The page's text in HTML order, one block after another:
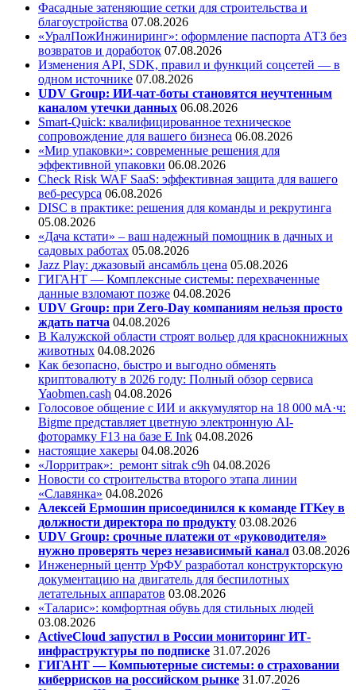
Фасадные затеняющие сетки для строительства и
благоустройства 07.08.2026
«УралПожИнжиниринг»: оформление паспорта АТЗ без
возвратов и доработок 07.08.2026
Изменения API, SDK, правил и функций соцсетей — в
одном источнике 07.08.2026
UDV Group: ИИ-чат-боты становятся неучтенным
каналом утечки данных 06.08.2026
Smart-Quick: квалифицированное техническое
сопровождение для вашего бизнеса 06.08.2026
«Мир упаковки»: современные решения для
эффективной упаковки 06.08.2026
Check Risk WAF SaaS: эффективная защита для вашего
веб-ресурса 06.08.2026
DISC в практике: решения для команды и рекрутинга
05.08.2026
«Дача кстати» – ваш надежный помощник в дачных и
садовых работах 05.08.2026
Jazz Play: джазовый ансамбль цена 05.08.2026
ГИГАНТ — Комплексные системы: перехваченные
данные взломают позже 04.08.2026
UDV Group: при Zero-Day компаниям нельзя просто
ждать патча 04.08.2026
В Калужской области строят вольер для краснокнижных
животных 04.08.2026
Как безопасно, быстро и выгодно обменять
криптовалюту в 2026 году: Полный обзор сервиса
Yaobmen.cash 04.08.2026
Голосовое общение с ИИ и аккумулятор на 18 000 мА·ч:
Bigme представляет цветную электронную AI-
фоторамку F13 на базе E Ink 04.08.2026
настоящие хакеры 04.08.2026
«Лорритрак»: ремонт sitrak c9h 04.08.2026
Новости со строительства второго этапа линии
«Славянка» 04.08.2026
Алексей Ермошин присоединился к команде ITKey в
должности директора по продукту 03.08.2026
UDV Group: срочные платежи от «руководителя»
нужно проверять через независимый канал 03.08.2026
Инженерный центр УрФУ разработал конструкторскую
документацию на двигатель для беспилотных
летательных аппаратов 03.08.2026
«Таларис»: комфортная обувь для стильных людей
03.08.2026
ActiveCloud запустил в России мониторинг ИТ-
инфраструктуры по подписке 31.07.2026
ГИГАНТ — Компьютерные системы: о страховании
киберрисков на российском рынке 31.07.2026